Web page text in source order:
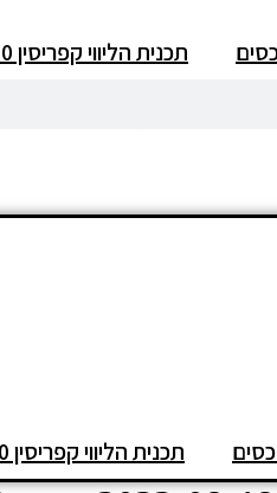
תכנית הליווי קפריסין 360
תכנית הליווי קפריסין 360